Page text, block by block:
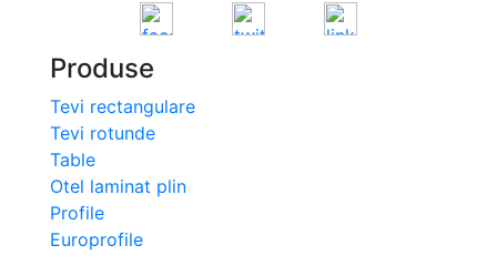
Produse
Tevi rectangulare
Tevi rotunde
Table
Otel laminat plin
Profile
Europrofile